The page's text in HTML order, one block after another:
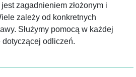
zagadnieniem złożonym i
zależy od konkretnych
Służymy pomocą w każdej
odliczeń.